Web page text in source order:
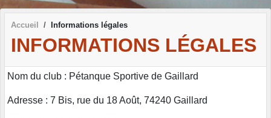
Accueil Informations légales
INFORMATIONS LÉGALES
Nom du club : Pétanque Sportive de Gaillard
Adresse : 7 Bis, rue du 18 Août, 74240 Gaillard